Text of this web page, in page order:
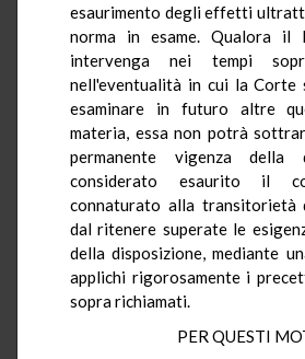
esaurimento degli effetti
norma in esame. Qualora il
intervenga nei tempi
nell'eventualità in cui la Corte
esaminare in futuro altre
materia, essa non potrà
permanente vigenza della
considerato esaurito il
connaturato alla transitorietà
dal ritenere superate le
della disposizione, mediante
applichi rigorosamente i
sopra richiamati.
PER QUESTI